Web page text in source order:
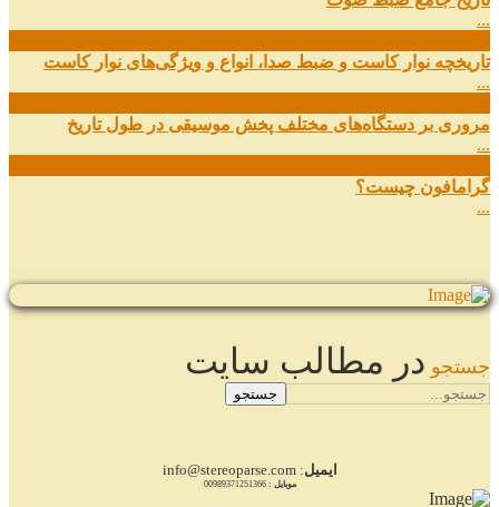
...
تاریخچه نوار کاست و ضبط صدا، انواع و ویژگی‌های نوار کاست
...
مروری بر دستگاه‌های مختلف پخش موسیقی در طول تاریخ
...
گرامافون چیست؟
...
جستجو در مطالب سایت
جستجو
ایمیل : info@stereoparse.com
موبایل :00989371251366